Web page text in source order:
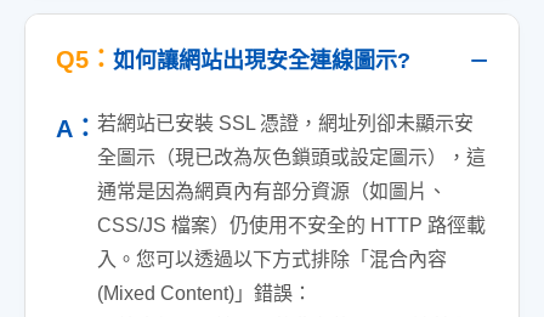
Q5： 如何讓網站出現安全連線圖示?
A： 若網站已安裝 SSL 憑證，網址列卻未顯示安
全圖示（現已改為灰色鎖頭或設定圖示），這
通常是因為網頁內有部分資源（如圖片、
CSS/JS 檔案）仍使用不安全的 HTTP 路徑載
入。您可以透過以下方式排除「混合內容
(Mixed Content)」錯誤：